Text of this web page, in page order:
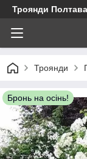
Троянди Полтава
Троянди
Бронь на осінь!